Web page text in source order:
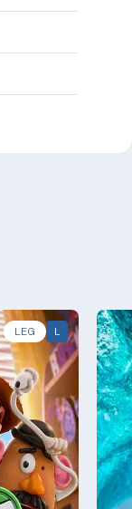
LEG L